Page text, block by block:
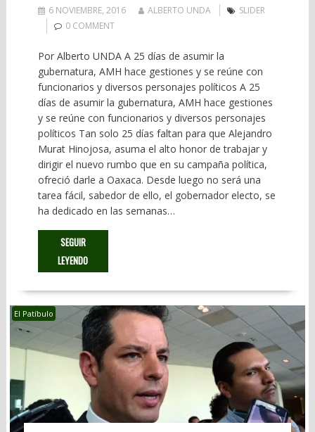
6 NOVIEMBRE, 2016 ALBERTO UNDA
SLIDER
0 COMMENT
Por Alberto UNDA A 25 días de asumir la
gubernatura, AMH hace gestiones y se reúne con
funcionarios y diversos personajes políticos A 25
días de asumir la gubernatura, AMH hace gestiones
y se reúne con funcionarios y diversos personajes
políticos Tan solo 25 días faltan para que Alejandro
Murat Hinojosa, asuma el alto honor de trabajar y
dirigir el nuevo rumbo que en su campaña política,
ofreció darle a Oaxaca. Desde luego no será una
tarea fácil, sabedor de ello, el gobernador electo, se
ha dedicado en las semanas…
SEGUIR
LEYENDO
El Patíbulo